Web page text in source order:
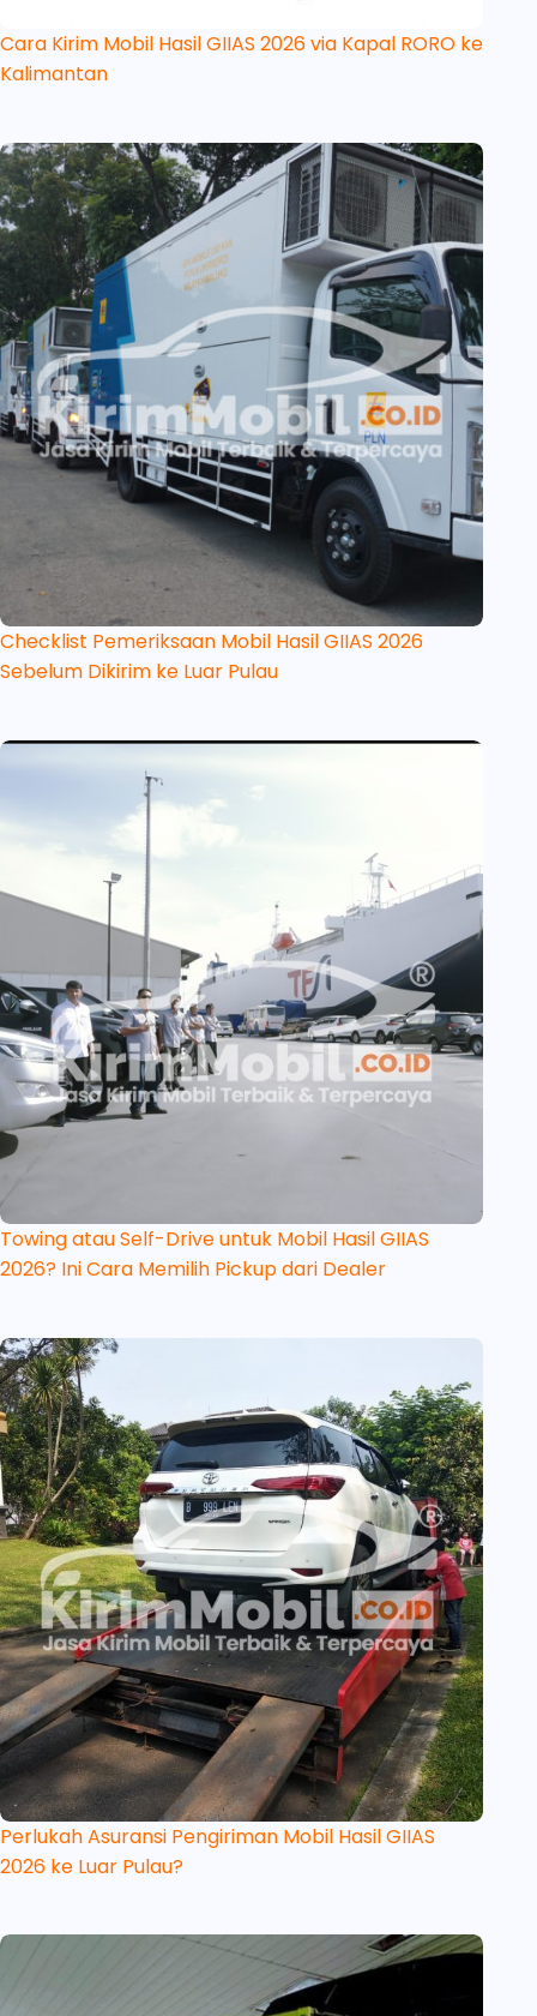
Cara Kirim Mobil Hasil GIIAS 2026 via Kapal RORO ke
Kalimantan
Checklist Pemeriksaan Mobil Hasil GIIAS 2026
Sebelum Dikirim ke Luar Pulau
Towing atau Self-Drive untuk Mobil Hasil GIIAS
2026? Ini Cara Memilih Pickup dari Dealer
Perlukah Asuransi Pengiriman Mobil Hasil GIIAS
2026 ke Luar Pulau?